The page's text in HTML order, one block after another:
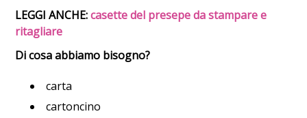
LEGGI ANCHE:casette del presepe da stampare e
ritagliare
Di cosa abbiamo bisogno?
carta
cartoncino